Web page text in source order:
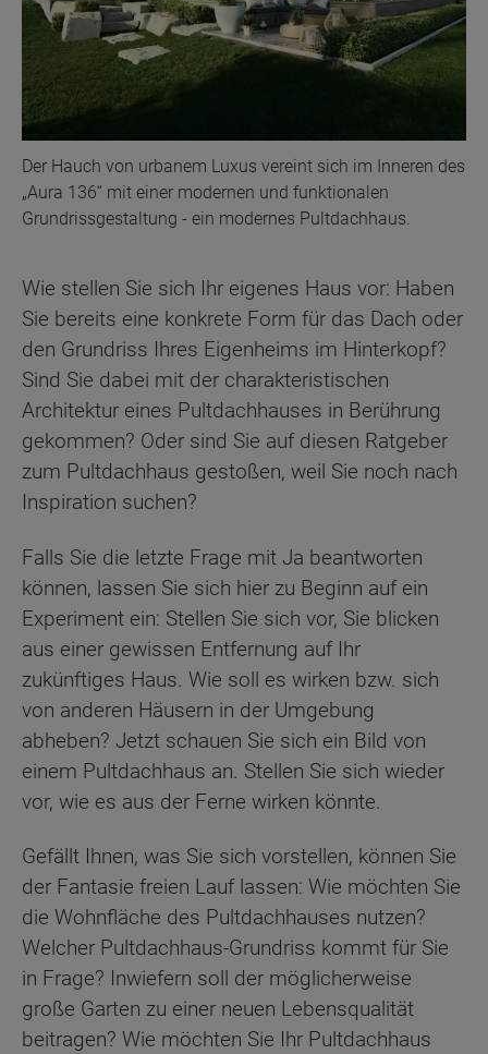
Der Hauch von urbanem Luxus vereint sich im Inneren des
„Aura 136“ mit einer modernen und funktionalen
Grundrissgestaltung - ein modernes Pultdachhaus.
Wie stellen Sie sich Ihr eigenes Haus vor: Haben
Sie bereits eine konkrete Form für das Dach oder
den Grundriss Ihres Eigenheims im Hinterkopf?
Sind Sie dabei mit der charakteristischen
Architektur eines Pultdachhauses in Berührung
gekommen? Oder sind Sie auf diesen Ratgeber
zum Pultdachhaus gestoßen, weil Sie noch nach
Inspiration suchen?
Falls Sie die letzte Frage mit Ja beantworten
können, lassen Sie sich hier zu Beginn auf ein
Experiment ein: Stellen Sie sich vor, Sie blicken
aus einer gewissen Entfernung auf Ihr
zukünftiges Haus. Wie soll es wirken bzw. sich
von anderen Häusern in der Umgebung
abheben? Jetzt schauen Sie sich ein Bild von
einem Pultdachhaus an. Stellen Sie sich wieder
vor, wie es aus der Ferne wirken könnte.
Gefällt Ihnen, was Sie sich vorstellen, können Sie
der Fantasie freien Lauf lassen: Wie möchten Sie
die Wohnfläche des Pultdachhauses nutzen?
Welcher Pultdachhaus-Grundriss kommt für Sie
in Frage? Inwiefern soll der möglicherweise
große Garten zu einer neuen Lebensqualität
beitragen? Wie möchten Sie Ihr Pultdachhaus